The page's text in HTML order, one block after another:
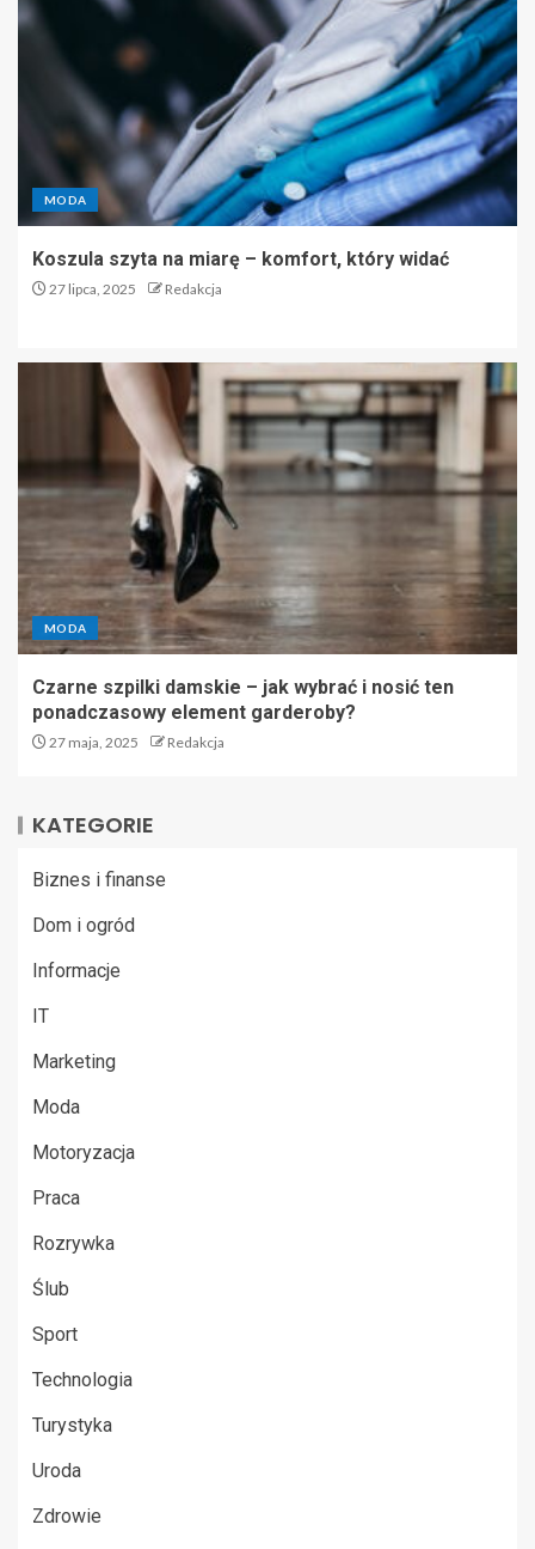
MODA
Koszula szyta na miarę – komfort, który widać
27 lipca, 2025 Redakcja
MODA
Czarne szpilki damskie – jak wybrać i nosić ten
ponadczasowy element garderoby?
27 maja, 2025 Redakcja
KATEGORIE
Biznes i finanse
Dom i ogród
Informacje
IT
Marketing
Moda
Motoryzacja
Praca
Rozrywka
Ślub
Sport
Technologia
Turystyka
Uroda
Zdrowie